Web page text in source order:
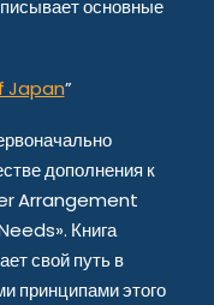
основные
Japan”
дополнения к
Arrangement
Книга
свой путь в
принципами этого